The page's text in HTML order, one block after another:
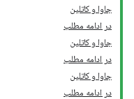
جاوا و کاتلین
در ادامه مطلب
جاوا و کاتلین
در ادامه مطلب
جاوا و کاتلین
در ادامه مطلب